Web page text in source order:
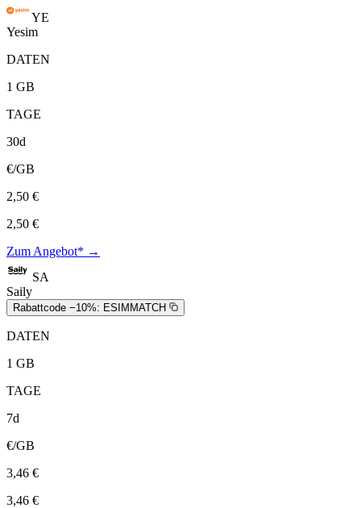
YE
Yesim
DATEN
1 GB
TAGE
30d
€/GB
2,50 €
2,50 €
Zum Angebot* →
SA
Saily
Rabattcode −10%: ESIMMATCH
DATEN
1 GB
TAGE
7d
€/GB
3,46 €
3,46 €